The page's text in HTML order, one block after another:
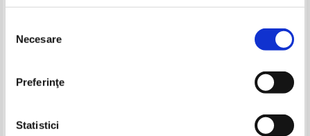
consimțământului
Necesare
Preferinţe
Statistici
Pret:15,00Lei Lei